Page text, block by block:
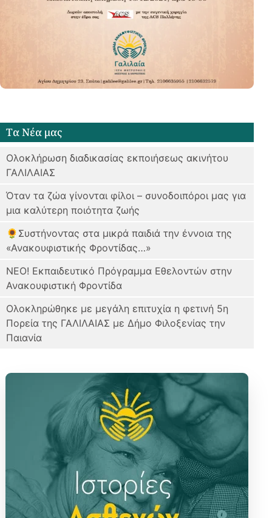
Tα Νέα μας
Ολοκλήρωση διαδικασίας εκποιήσεως ακινήτου
ΓΑΛΙΛΑΙΑΣ
Όταν τα ζώα γίνονται φίλοι – συνοδοιπόροι μας για
μια καλύτερη ποιότητα ζωής
🌻Συστήνοντας στα μικρά παιδιά την έννοια της
«Ανακουφιστικής Φροντίδας…»
ΝΕΟ! Εκπαιδευτικό Πρόγραμμα Εθελοντών στην
Ανακουφιστική Φροντίδα
Oλοκληρώθηκε με μεγάλη επιτυχία η φετινή 5η
Πορεία της ΓΑΛΙΛΑΙΑΣ με Δήμο Φιλοξενίας την
Παιανία